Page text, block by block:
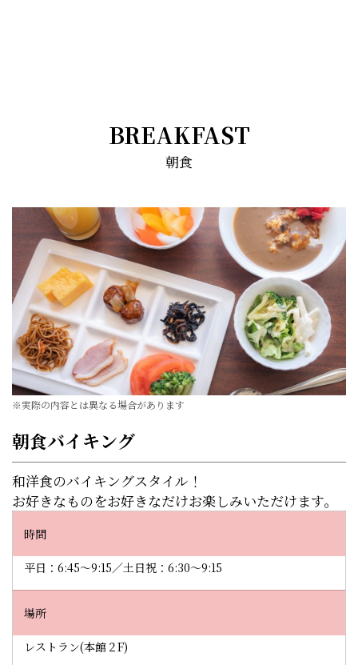
BREAKFAST
朝食
※実際の内容とは異なる場合があります
朝食バイキング
和洋食のバイキングスタイル！
お好きなものをお好きなだけお楽しみいただけます。
時間
平日：6:45～9:15／土日祝：6:30～9:15
場所
レストラン(本館２F)